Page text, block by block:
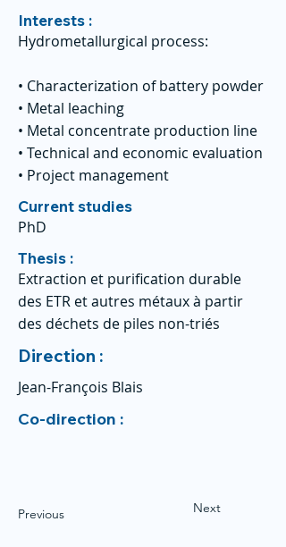
Interests :
Hydrometallurgical process:
• Characterization of battery powder
• Metal leaching
• Metal concentrate production line
• Technical and economic evaluation
• Project management
Current studies
PhD
Thesis :
Extraction et purification durable
des ETR et autres métaux à partir
des déchets de piles non-triés
Direction :
Jean-François Blais
Co-direction :
Previous Next